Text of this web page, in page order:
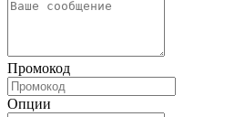
Промокод
Опции